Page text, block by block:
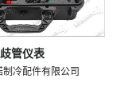
歧管仪表
制冷配件有限公司